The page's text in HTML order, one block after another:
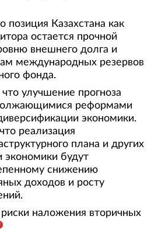
позиция Казахстана как
остается прочной
внешнего долга и
международных резервов
фонда.
улучшение прогноза
реформами
экономики.
реализация
плана и других
будут
снижению
доходов и росту
наложения вторичных